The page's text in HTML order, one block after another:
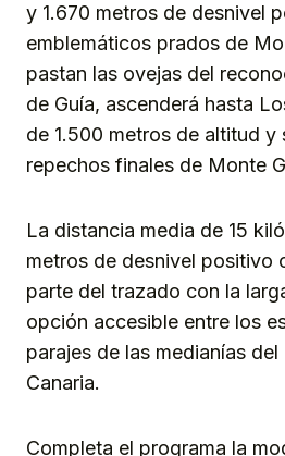
y 1.670 metros de desnivel
emblemáticos prados de
pastan las ovejas del
de Guía, ascenderá hasta
de 1.500 metros de altitud y
repechos finales de Monte
La distancia media de 15
metros de desnivel positivo
parte del trazado con la
opción accesible entre los
parajes de las medianías del
Canaria.
Completa el programa la